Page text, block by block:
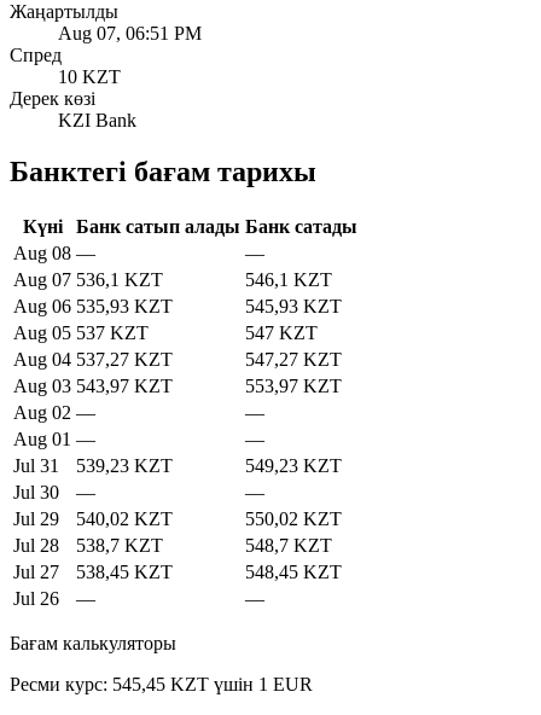
Жаңартылды
Aug 07, 06:51 PM
Спред
10 KZT
Дерек көзі
KZI Bank
Банктегі бағам тарихы
Күні Банк сатып алады Банк сатады
Aug 08 —
—
Aug 07 536,1 KZT
546,1 KZT
Aug 06 535,93 KZT
545,93 KZT
Aug 05 537 KZT
547 KZT
Aug 04 537,27 KZT
547,27 KZT
Aug 03 543,97 KZT
553,97 KZT
Aug 02 —
—
Aug 01 —
—
Jul 31
539,23 KZT
549,23 KZT
Jul 30
—
—
Jul 29
540,02 KZT
550,02 KZT
Jul 28
538,7 KZT
548,7 KZT
Jul 27
538,45 KZT
548,45 KZT
Jul 26
— —
Бағам калькуляторы
Ресми курс: 545,45 KZT үшін 1 EUR